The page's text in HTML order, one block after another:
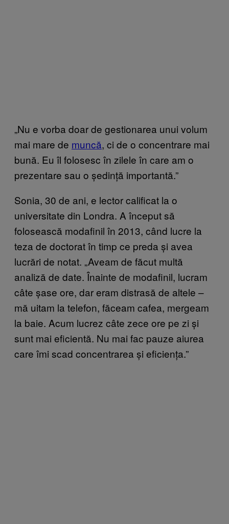
„Nu e vorba doar de gestionarea unui volum
mai mare de muncă, ci de o concentrare mai
bună. Eu îl folosesc în zilele în care am o
prezentare sau o ședință importantă.”
Sonia, 30 de ani, e lector calificat la o
universitate din Londra. A început să
folosească modafinil în 2013, când lucre la
teza de doctorat în timp ce preda și avea
lucrări de notat. „Aveam de făcut multă
analiză de date. Înainte de modafinil, lucram
câte șase ore, dar eram distrasă de altele –
mă uitam la telefon, făceam cafea, mergeam
la baie. Acum lucrez câte zece ore pe zi și
sunt mai eficientă. Nu mai fac pauze aiurea
care îmi scad concentrarea și eficiența.”